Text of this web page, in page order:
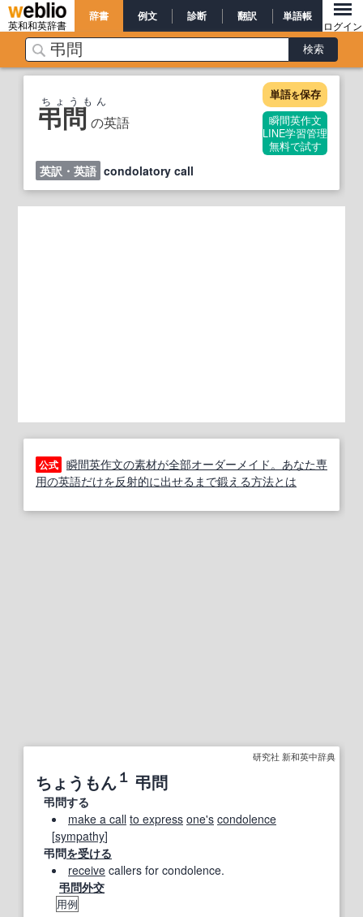
英和和英辞書
辞書 例文 診断 翻訳 単語帳
ログイン
弔問 の英語
ちょうもん 単語を保存
瞬間英作文
LINE学習管理
無料で試す
英訳・英語 condolatory call
公式 瞬間英作文の素材が全部オーダーメイド。あなた専
用の英語だけを反射的に出せるまで鍛える方法とは
研究社 新和英中辞典
ちょうもん１ 弔問
弔問する
make a call to express one's condolence
[sympathy]
弔問を受ける
receive callers for condolence.
弔問外交
用例